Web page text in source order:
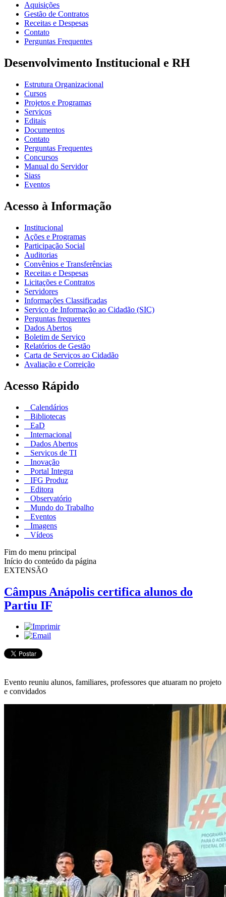
Aquisições
Gestão de Contratos
Receitas e Despesas
Contato
Perguntas Frequentes
Desenvolvimento Institucional e RH
Estrutura Organizacional
Cursos
Projetos e Programas
Serviços
Editais
Documentos
Contato
Perguntas Frequentes
Concursos
Manual do Servidor
Siass
Eventos
Acesso à Informação
Institucional
Ações e Programas
Participação Social
Auditorias
Convênios e Transferências
Receitas e Despesas
Licitações e Contratos
Servidores
Informações Classificadas
Serviço de Informação ao Cidadão (SIC)
Perguntas frequentes
Dados Abertos
Boletim de Serviço
Relatórios de Gestão
Carta de Serviços ao Cidadão
Avaliação e Correição
Acesso Rápido
Calendários
Bibliotecas
EaD
Internacional
Dados Abertos
Serviços de TI
Inovação
Portal Integra
IFG Produz
Editora
Observatório
Mundo do Trabalho
Eventos
Imagens
Vídeos
Fim do menu principal
Início do conteúdo da página
EXTENSÃO
Câmpus Anápolis certifica alunos do
Partiu IF
Evento reuniu alunos, familiares, professores que atuaram no projeto
e convidados